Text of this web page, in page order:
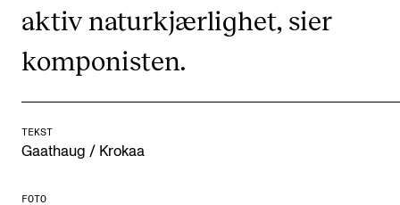
Utveksling
Internasjonal strategi
IN.TUNE
aktiv naturkjærlighet, sier
komponisten.
TEKST
Gaathaug / Krokaa
FOTO